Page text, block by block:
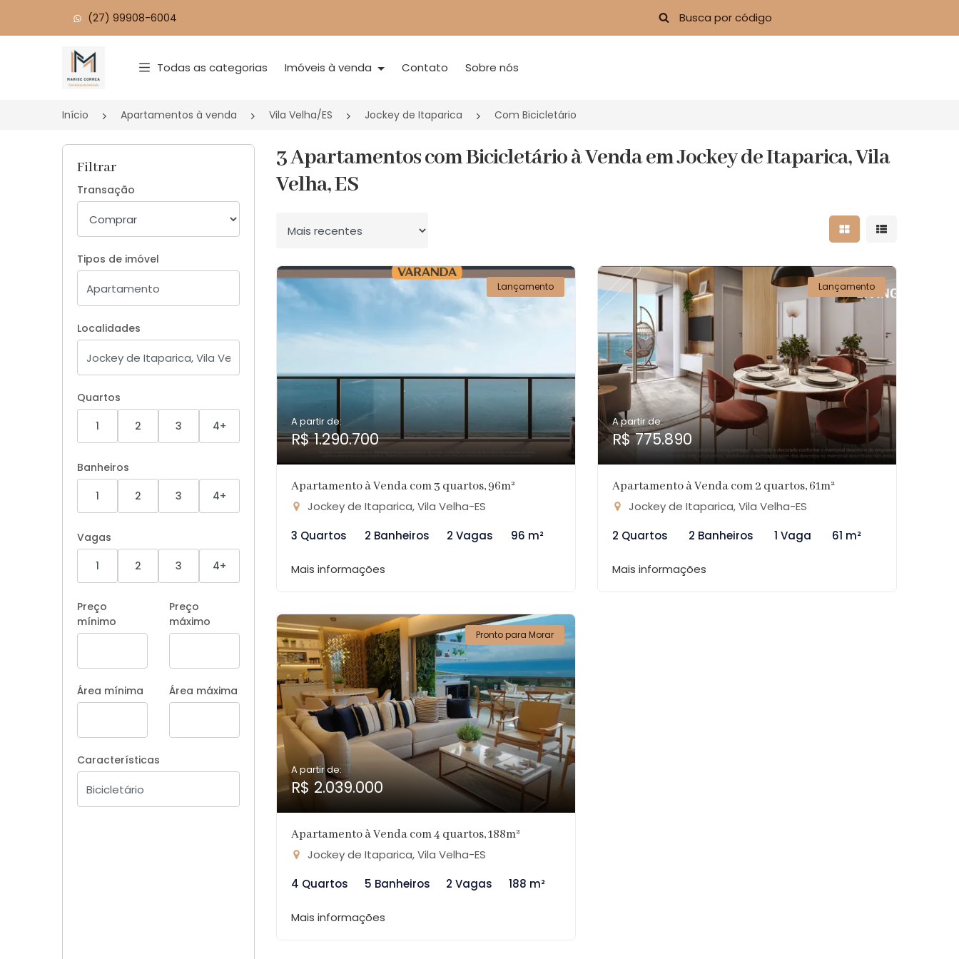
(27) 99908-6004
Página inicial
Todas as categorias Imóveis à venda Contato Sobre nós
Início Apartamentos à venda Vila Velha/ES Jockey de Itaparica Com Bicicletário
Filtrar
Transação
Tipos de imóvel
Localidades
Quartos
1
2 3 4+
Banheiros
1
2 3 4+
Vagas
1
2 3 4+
Preço
mínimo
Preço
máximo
Área mínima Área máxima
Características
3 Apartamentos com Bicicletário à Venda em Jockey de Itaparica, Vila
Velha, ES
Ordenar por Mostrar resultados
Mostrar
Lançamento
A partir de:
R$ 1.290.700
Apartamento à Venda com 3 quartos, 96m²
Jockey de Itaparica, Vila Velha-ES
3 Quartos
2 Banheiros 2 Vagas 96 m²
Mais informações
Lançamento
A partir de:
R$ 775.890
Apartamento à Venda com 2 quartos, 61m²
Jockey de Itaparica, Vila Velha-ES
2 Quartos
2 Banheiros 1 Vaga 61 m²
Mais informações
Pronto para Morar
A partir de:
R$ 2.039.000
Apartamento à Venda com 4 quartos, 188m²
Jockey de Itaparica, Vila Velha-ES
4 Quartos
5 Banheiros 2 Vagas 188 m²
Mais informações